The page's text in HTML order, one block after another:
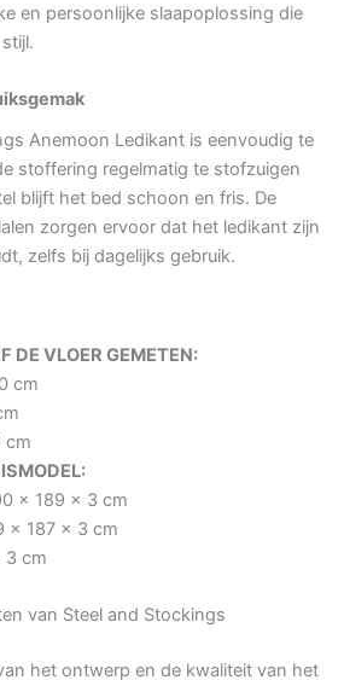
en persoonlijke slaapoplossing die
Anemoon Ledikant is eenvoudig te
stoffering regelmatig te stofzuigen
blijft het bed schoon en fris. De
zorgen ervoor dat het ledikant zijn
zelfs bij dagelijks gebruik.
DE VLOER GEMETEN:
cm
cm
x 189 x 3 cm
x 187 x 3 cm
3 cm
van Steel and Stockings
het ontwerp en de kwaliteit van het